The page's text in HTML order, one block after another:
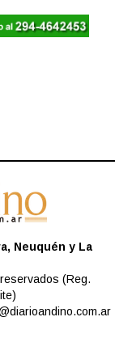
Neuquén y La
(Reg.